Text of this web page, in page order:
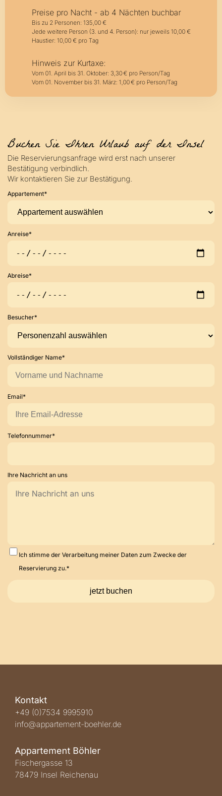
Preise pro Nacht - ab 4 Nächten buchbar
Bis zu 2 Personen: 135,00 €
Jede weitere Person (3. und 4. Person): nur jeweils 10,00 €
Haustier: 10,00 € pro Tag
Hinweis zur Kurtaxe:
Vom 01. April bis 31. Oktober: 3,30 € pro Person/Tag
Vom 01. November bis 31. März: 1,00 € pro Person/Tag
Buchen Sie Ihren Urlaub auf der Insel
Die Reservierungsanfrage wird erst nach unserer
Bestätigung verbindlich.
Wir kontaktieren Sie zur Bestätigung.
Appartement*
Anreise*
Abreise*
Besucher*
Vollständiger Name*
Email*
Telefonnummer*
Ihre Nachricht an uns
Ich stimme der Verarbeitung meiner Daten zum Zwecke der
Reservierung zu.*
Kontakt
+49 (0)7534 9995910
info@appartement-boehler.de
Appartement Böhler
Fischergasse 13
78479 Insel Reichenau